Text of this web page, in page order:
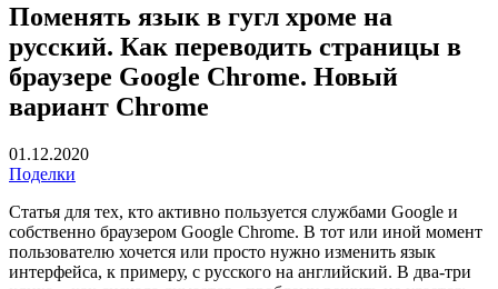
Поменять язык в гугл хроме на
русский. Как переводить страницы в
браузере Google Chrome. Новый
вариант Chrome
01.12.2020
Поделки
Статья для тех, кто активно пользуется службами Google и
собственно браузером Google Chrome. В тот или иной момент
пользователю хочется или просто нужно изменить язык
интерфейса, к примеру, с русского на английский. В два-три